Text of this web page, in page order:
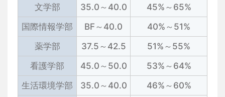
文学部
35.0～40.0
45%～65%
国際情報学部
BF～40.0
40%～51%
薬学部
37.5～42.5
51%～55%
看護学部
45.0～50.0
53%～64%
生活環境学部
35.0～40.0
46%～60%